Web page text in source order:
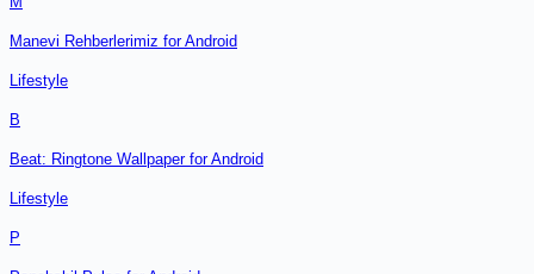
Manevi Rehberlerimiz for Android
Lifestyle
B
Beat: Ringtone Wallpaper for Android
Lifestyle
P